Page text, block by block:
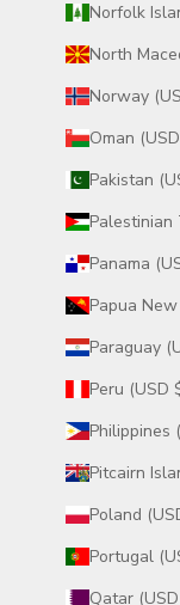
Norfolk
North
Norway
Oman
Pakistan
Palestinian
Panama
Papua
Paraguay
Peru (USD
Philippines
Pitcairn
Poland
Portugal
Qatar